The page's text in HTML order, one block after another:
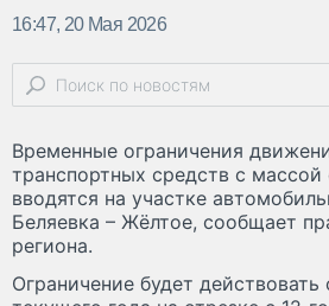
16:47, 20 Мая 2026
Временные ограничения
транспортных средств с
вводятся на участке
Беляевка – Жёлтое, сообщает
региона.
Ограничение будет